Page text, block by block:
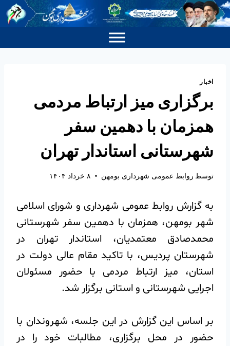
اخبار
برگزاری میز ارتباط مردمی
همزمان با دهمین سفر
شهرستانی استاندار تهران
توسط روابط عمومی شهرداری بومهن ۸ خرداد ۱۴۰۴
به گزارش روابط عمومی شهرداری و شورای اسلامی
شهر بومهن، همزمان با دهمین سفر شهرستانی
محمدصادق معتمدیان، استاندار تهران در
شهرستان پردیس، با تاکید مقام عالی دولت در
استان، میز ارتباط مردمی با حضور مسئولان
اجرایی شهرستانی و استانی برگزار شد.
بر اساس این گزارش در این جلسه، شهروندان با
حضور در محل برگزاری، مطالبات خود را در